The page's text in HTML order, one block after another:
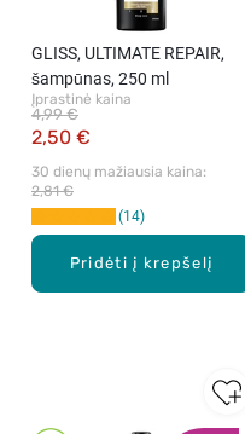
Pridėti į krepšelį
GLISS, ULTIMATE REPAIR,
šampūnas, 250 ml
Įprastinė kaina
2,50 €
4,99 €
30 dienų mažiausia kaina:
2,81 €
14